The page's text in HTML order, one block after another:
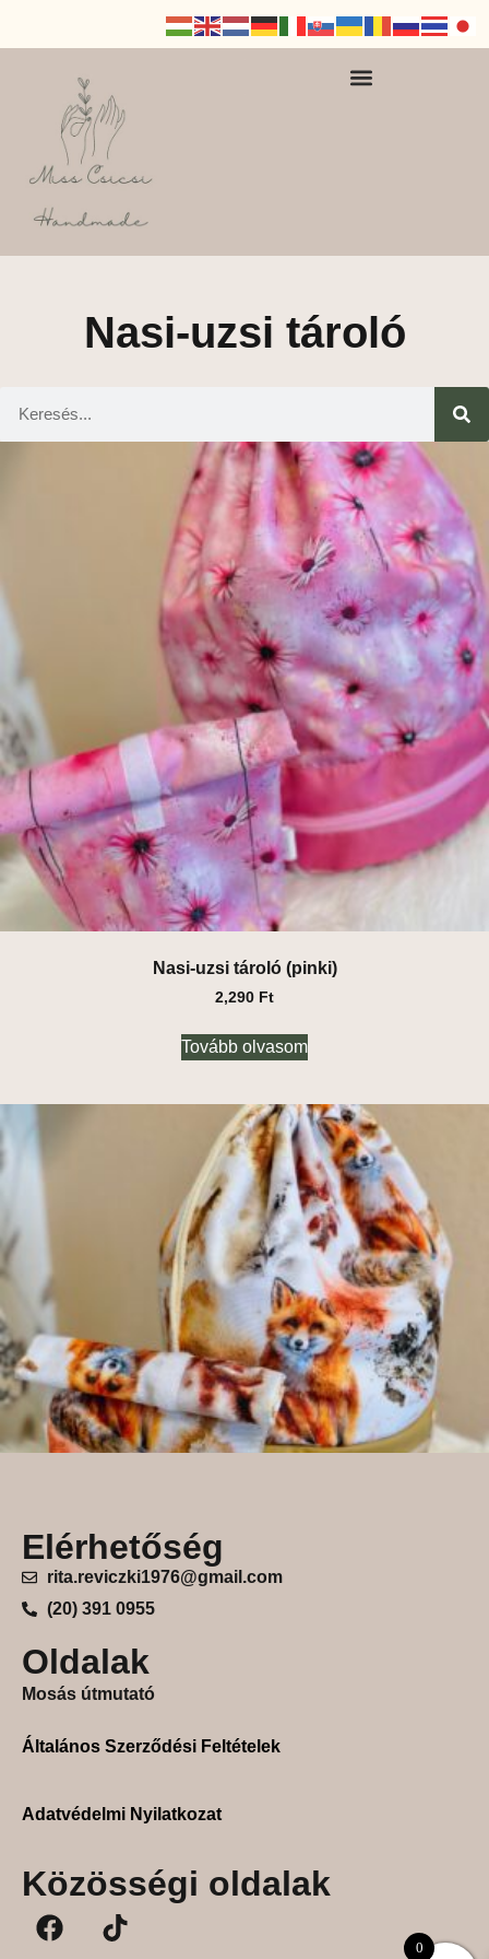
Nasi-uzsi tároló
Nasi-uzsi tároló (pinki)
2,290 Ft
Tovább olvasom
Elérhetőség
rita.reviczki1976@gmail.com
(20) 391 0955
Oldalak
Mosás útmutató
Általános Szerződési Feltételek
Adatvédelmi Nyilatkozat
Közösségi oldalak
0